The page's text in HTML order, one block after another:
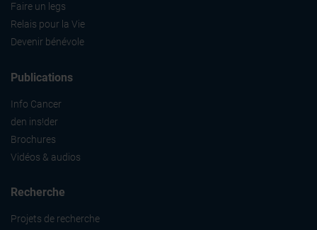
Faire un legs
Relais pour la Vie
Devenir bénévole
Publications
Info Cancer
den ins!der
Brochures
Vidéos & audios
Recherche
Projets de recherche